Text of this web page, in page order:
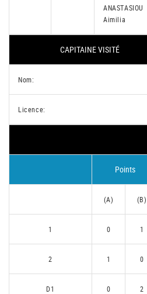
ANASTASIOU
Aimilia
CAPITAINE VISITÉ
Nom:
Licence:
Points
(A) (B)
1 0 1
2 1 0
D1 0 2